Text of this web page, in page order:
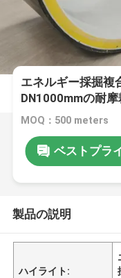
エネルギー採掘複
DN1000mmの耐
MOQ：500 meters
ベストプラ
製品の説明
ハイライト: